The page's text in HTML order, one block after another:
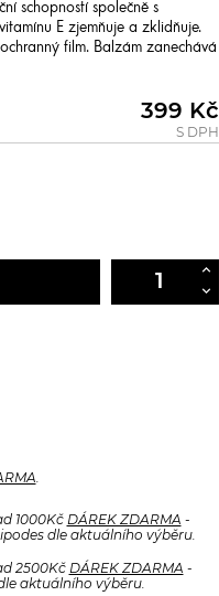
schopností společně s
E zjemňuje a zklidňuje.
film. Balzám zanechává
399 Kč
S DPH
.
1000Kč DÁREK ZDARMA -
dle aktuálního výběru.
2500Kč DÁREK ZDARMA -
aktuálního výběru.